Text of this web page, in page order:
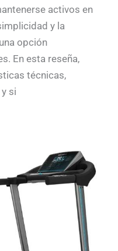
activos en
y la
opción
En esta reseña,
técnicas,
si